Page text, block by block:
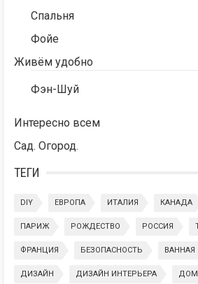
Спальня
Фойе
Живём удобно
Фэн-Шуй
Интересно всем
Сад. Огород.
ТЕГИ
DIY ЕВРОПА ИТАЛИЯ КАНАДА
ПАРИЖ РОЖДЕСТВО РОССИЯ
ФРАНЦИЯ БЕЗОПАСНОСТЬ ВАННАЯ
ДИЗАЙН ДИЗАЙН ИНТЕРЬЕРА ДОМ